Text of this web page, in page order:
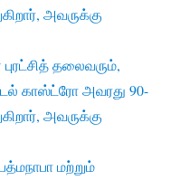
அவருக்கு
புரட்சித் தலைவரும்,
காஸ்ட்ரோ அவரது 90-
அவருக்கு
மற்றும்